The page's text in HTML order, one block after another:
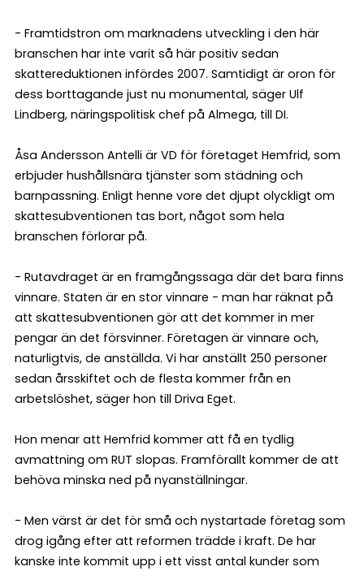
- Framtidstron om marknadens utveckling i den här
branschen har inte varit så här positiv sedan
skattereduktionen infördes 2007. Samtidigt är oron för
dess borttagande just nu monumental, säger Ulf
Lindberg, näringspolitisk chef på Almega, till DI.
Åsa Andersson Antelli är VD för företaget Hemfrid, som
erbjuder hushållsnära tjänster som städning och
barnpassning. Enligt henne vore det djupt olyckligt om
skattesubventionen tas bort, något som hela
branschen förlorar på.
- Rutavdraget är en framgångssaga där det bara finns
vinnare. Staten är en stor vinnare - man har räknat på
att skattesubventionen gör att det kommer in mer
pengar än det försvinner. Företagen är vinnare och,
naturligtvis, de anställda. Vi har anställt 250 personer
sedan årsskiftet och de flesta kommer från en
arbetslöshet, säger hon till Driva Eget.
Hon menar att Hemfrid kommer att få en tydlig
avmattning om RUT slopas. Framförallt kommer de att
behöva minska ned på nyanställningar.
- Men värst är det för små och nystartade företag som
drog igång efter att reformen trädde i kraft. De har
kanske inte kommit upp i ett visst antal kunder som